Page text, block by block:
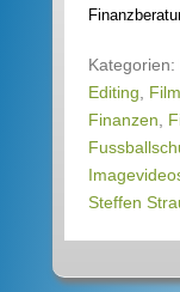
Kategorien:
Editing
Finanzen
Steffen